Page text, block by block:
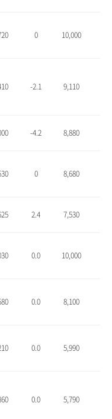
0 10,000
-2.1 9,110
-4.2 8,880
0 8,680
2.4 7,530
0.0 10,000
0.0 8,100
0.0 5,990
0.0 5,790